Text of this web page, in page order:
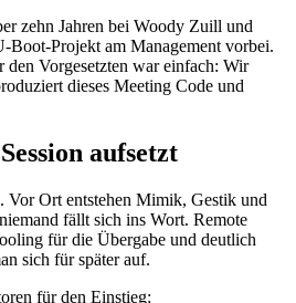
zehn Jahren bei Woody Zuill und
Boot-Projekt am Management vorbei.
den Vorgesetzten war einfach: Wir
dieses Meeting Code und
aufsetzt
Vor Ort entstehen Mimik, Gestik und
fällt sich ins Wort. Remote
für die Übergabe und deutlich
sich für später auf.
für den Einstieg: